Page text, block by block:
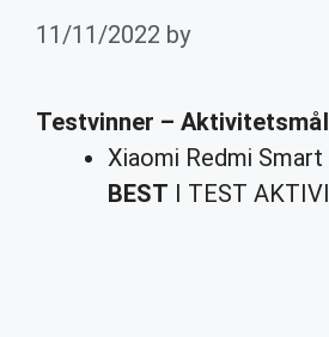
11/11/2022 by
Testvinner –
Xiaomi Redmi
BEST I TEST